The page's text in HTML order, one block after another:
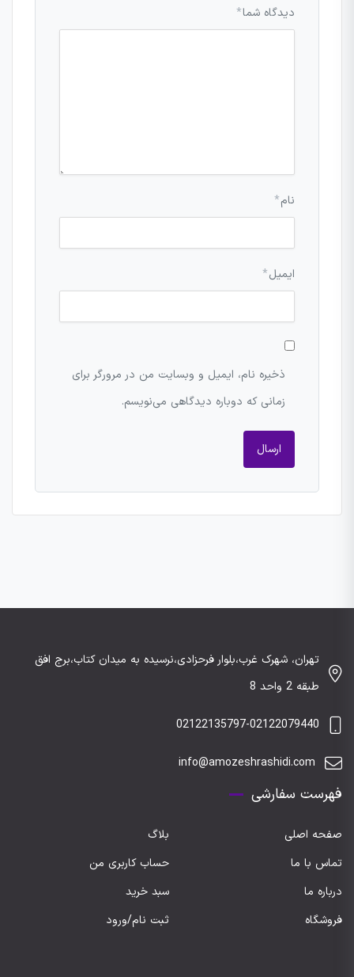
دیدگاه شما*
نام*
ایمیل*
ذخیره نام، ایمیل و وبسایت من در مرورگر برای
زمانی که دوباره دیدگاهی می‌نویسم.
تهران، شهرک غرب،بلوار فرحزادی،نرسیده به میدان کتاب،برج افق
طبقه 2 واحد 8
02122135797-02122079440
info@amozeshrashidi.com
فهرست سفارشی
صفحه اصلی
بلاگ
تماس با ما
حساب کاربری من
درباره ما
سبد خرید
فروشگاه
ثبت نام/ورود